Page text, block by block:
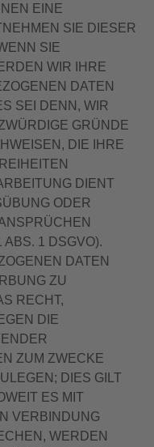
EINE
SIE DIESER
SIE
WIR IHRE
DATEN
SEI DENN, WIR
GRÜNDE
DIE IHRE
DIENT
ODER
1 DSGVO).
DATEN
ZU
RECHT,
DIE
ZUM ZWECKE
DIES GILT
ES MIT
VERBINDUNG
WERDEN